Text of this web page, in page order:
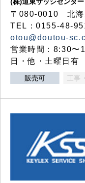
〒080-0010 北海
TEL：0155-48-
otou@doutou-
営業時間：8:30〜
日・他・土曜日有
販売可 工事